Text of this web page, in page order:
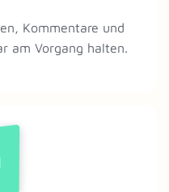
Kommentare und
am Vorgang halten.